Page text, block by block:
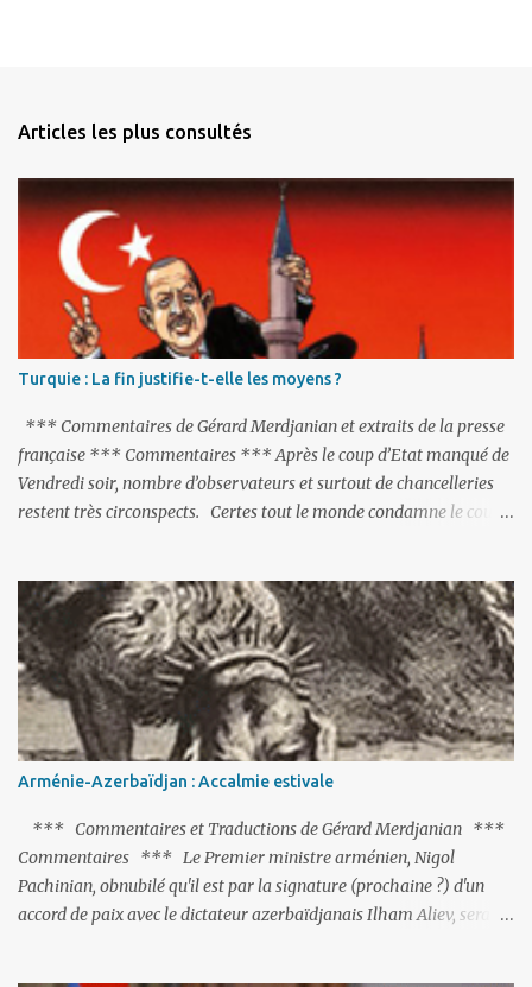
Articles les plus consultés
Turquie : La fin justifie-t-elle les moyens ?
*** Commentaires de Gérard Merdjanian et extraits de la presse
française *** Commentaires *** Après le coup d’Etat manqué de
Vendredi soir, nombre d’observateurs et surtout de chancelleries
restent très circonspects. Certes tout le monde condamne le coup
actions menées par le président Erdoğan, et pour certains sur la
réalisation du putsch lui-même.
Arménie-Azerbaïdjan : Accalmie estivale
*** Commentaires et Traductions de Gérard Merdjanian ***
Commentaires *** Le Premier ministre arménien, Nigol
Pachinian, obnubilé qu'il est par la signature (prochaine ?) d'un
accord de paix avec le dictateur azerbaïdjanais Ilham Aliev, serait